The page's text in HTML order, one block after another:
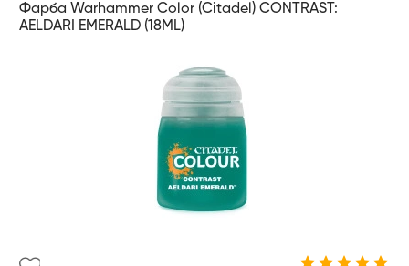
Фарба Warhammer Color (Citadel) CONTRAST:
AELDARI EMERALD (18ML)